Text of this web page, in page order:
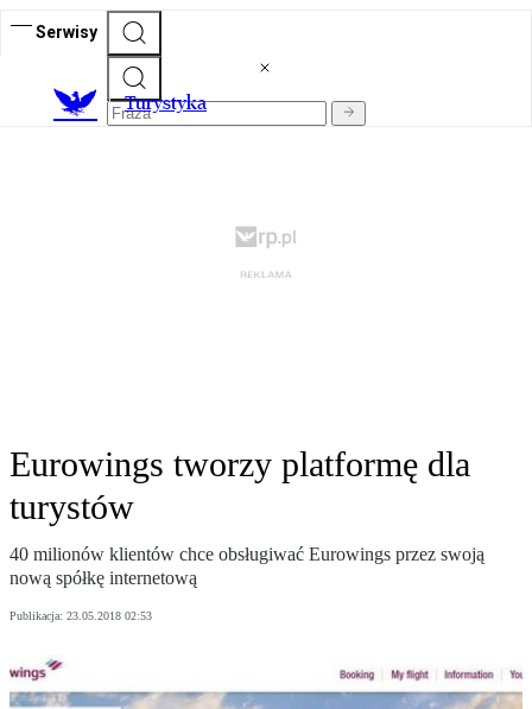
Serwisy
Turystyka
Eurowings tworzy platformę dla
turystów
40 milionów klientów chce obsługiwać Eurowings przez swoją
nową spółkę internetową
Publikacja: 23.05.2018 02:53